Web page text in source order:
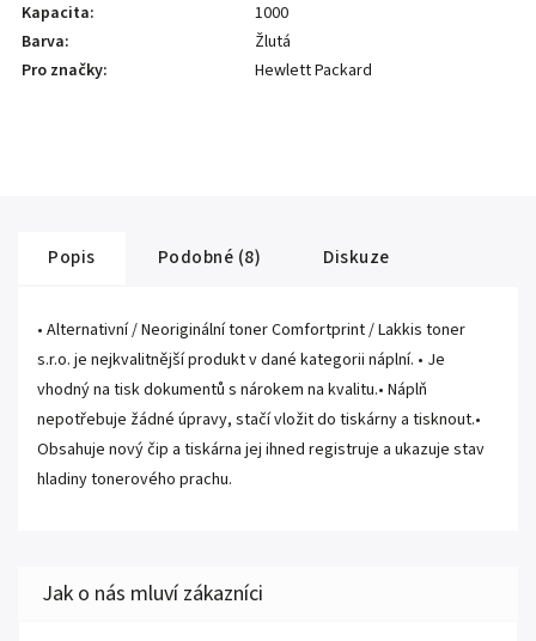
Kapacita:
1000
Barva:
Žlutá
Pro značky: Hewlett Packard
Popis Podobné (8) Diskuze
• Alternativní / Neoriginální toner Comfortprint / Lakkis toner
s.r.o. je nejkvalitnější produkt v dané kategorii náplní. • Je
vhodný na tisk dokumentů s nárokem na kvalitu.• Náplň
nepotřebuje žádné úpravy, stačí vložit do tiskárny a tisknout.•
Obsahuje nový čip a tiskárna jej ihned registruje a ukazuje stav
hladiny tonerového prachu.